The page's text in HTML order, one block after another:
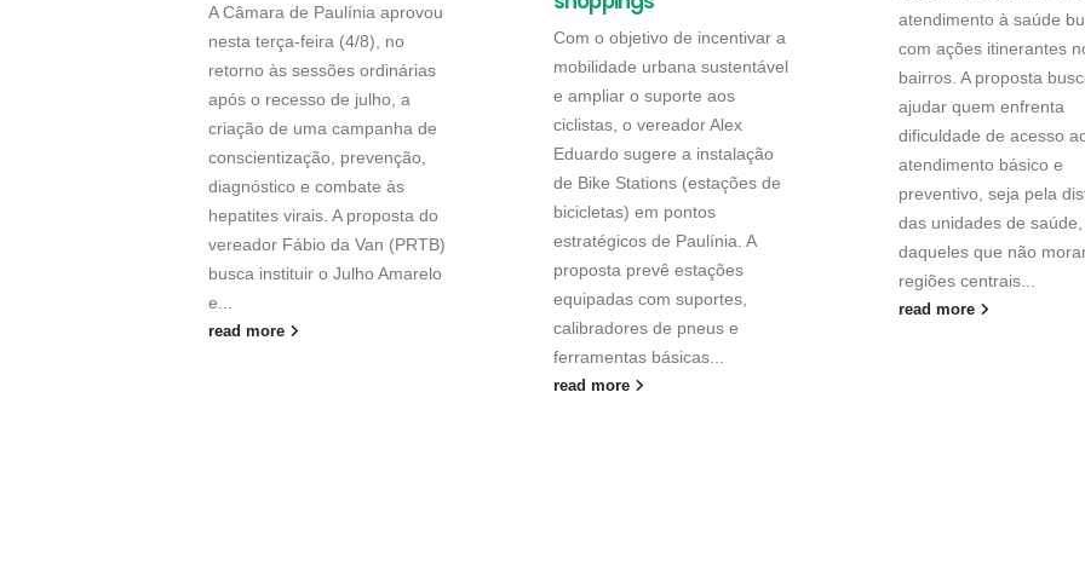
A Câmara de Paulínia aprovou
nesta terça-feira (4/8), no
retorno às sessões ordinárias
após o recesso de julho, a
criação de uma campanha de
conscientização, prevenção,
diagnóstico e combate às
hepatites virais. A proposta do
vereador Fábio da Van (PRTB)
busca instituir o Julho Amarelo
e...
read more
Com o objetivo de incentivar a
mobilidade urbana sustentável
e ampliar o suporte aos
ciclistas, o vereador Alex
Eduardo sugere a instalação
de Bike Stations (estações de
bicicletas) em pontos
estratégicos de Paulínia. A
proposta prevê estações
equipadas com suportes,
calibradores de pneus e
ferramentas básicas...
read more
atendimento à saúde
com ações itinerantes
bairros. A proposta
ajudar quem enfrenta
dificuldade de acesso
atendimento básico e
preventivo, seja pela
das unidades de saúde,
daqueles que não
regiões centrais...
read more